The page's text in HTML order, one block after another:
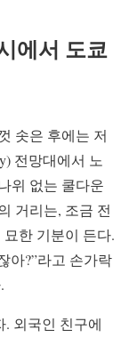
에서 도쿄
솟은 후에는 저
전망대에서 노
위 없는 쿨다운
거리는, 조금 전
한 기분이 든다.
아?”라고 손가락
. 외국인 친구에